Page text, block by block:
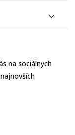
na sociálnych